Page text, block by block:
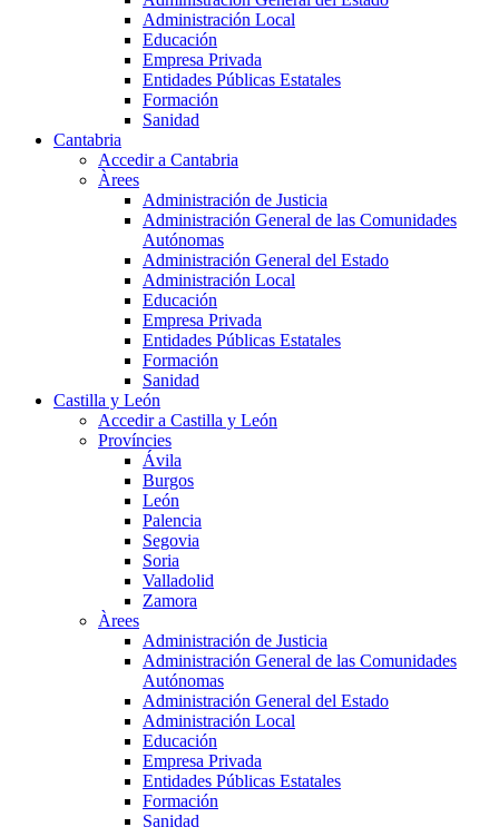
Administración Local
Educación
Empresa Privada
Entidades Públicas Estatales
Formación
Sanidad
Cantabria
Accedir a Cantabria
Àrees
Administración de Justicia
Administración General de las Comunidades
Autónomas
Administración General del Estado
Administración Local
Educación
Empresa Privada
Entidades Públicas Estatales
Formación
Sanidad
Castilla y León
Accedir a Castilla y León
Províncies
Ávila
Burgos
León
Palencia
Segovia
Soria
Valladolid
Zamora
Àrees
Administración de Justicia
Administración General de las Comunidades
Autónomas
Administración General del Estado
Administración Local
Educación
Empresa Privada
Entidades Públicas Estatales
Formación
Sanidad